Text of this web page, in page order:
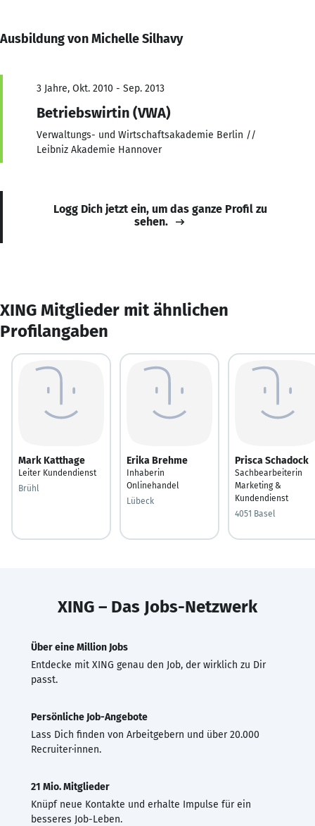
Ausbildung von Michelle Silhavy
3 Jahre, Okt. 2010 - Sep. 2013
Betriebswirtin (VWA)
Verwaltungs- und Wirtschaftsakademie Berlin //
Leibniz Akademie Hannover
Logg Dich jetzt ein, um das ganze Profil zu
sehen.
XING Mitglieder mit ähnlichen
Profilangaben
Mark Katthage
Leiter Kundendienst
Brühl
Erika Brehme
Inhaberin
Onlinehandel
Lübeck
Prisca Schadock
Sachbearbeiterin
Marketing &
Kundendienst
4051 Basel
XING – Das Jobs-Netzwerk
Über eine Million Jobs
Entdecke mit XING genau den Job, der wirklich zu Dir
passt.
Persönliche Job-Angebote
Lass Dich finden von Arbeitgebern und über 20.000
Recruiter·innen.
21 Mio. Mitglieder
Knüpf neue Kontakte und erhalte Impulse für ein
besseres Job-Leben.